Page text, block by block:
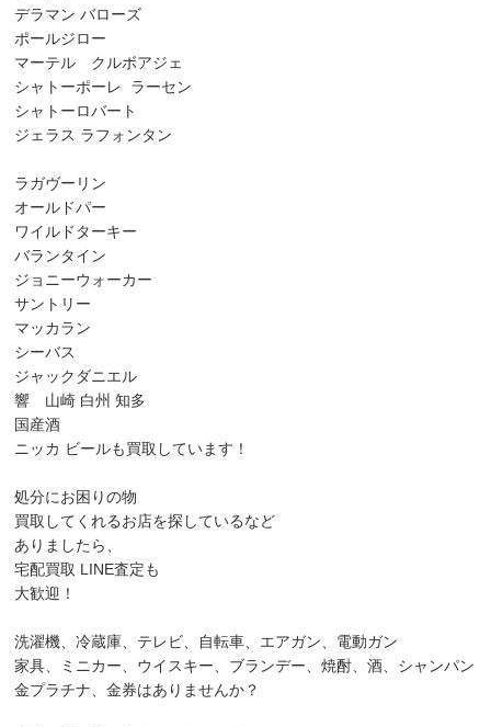
デラマン バローズ
ポールジロー
マーテル クルボアジェ
シャトーポーレ ラーセン
シャトーロバート
ジェラス ラフォンタン
ラガヴーリン
オールドパー
ワイルドターキー
バランタイン
ジョニーウォーカー
サントリー
マッカラン
シーバス
ジャックダニエル
響 山崎 白州 知多
国産酒
ニッカ ビールも買取しています！
処分にお困りの物
買取してくれるお店を探しているなど
ありましたら、
宅配買取 LINE査定も
大歓迎！
洗濯機、冷蔵庫、テレビ、自転車、エアガン、電動ガン
家具、ミニカー、ウイスキー、ブランデー、焼酎、酒、シャンパン
金プラチナ、金券はありませんか？